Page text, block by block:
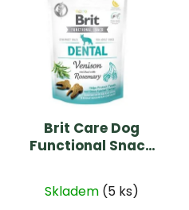
Brit Care Dog
Functional Snack
150g
hodnocení
Skladem (5 ks)